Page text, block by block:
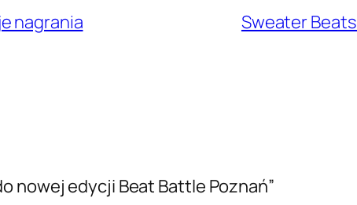
nagrania Sweater
nowej edycji Beat Battle Poznań”